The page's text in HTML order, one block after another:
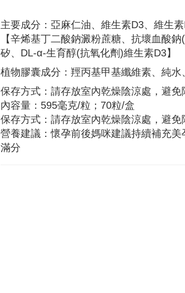
主要成分：亞麻仁油、維生素D3、維生
【辛烯基丁二酸鈉澱粉蔗糖、抗壞血酸
矽、DL-α-生育醇(抗氧化劑)維生素D3】
植物膠囊成分：羥丙基甲基纖維素、純
保存方式：請存放室內乾燥陰涼處，避免
內容量：595毫克/粒；70粒/盒
保存方式：請存放室內乾燥陰涼處，避免
營養建議：懷孕前後媽咪建議持續補充
滿分